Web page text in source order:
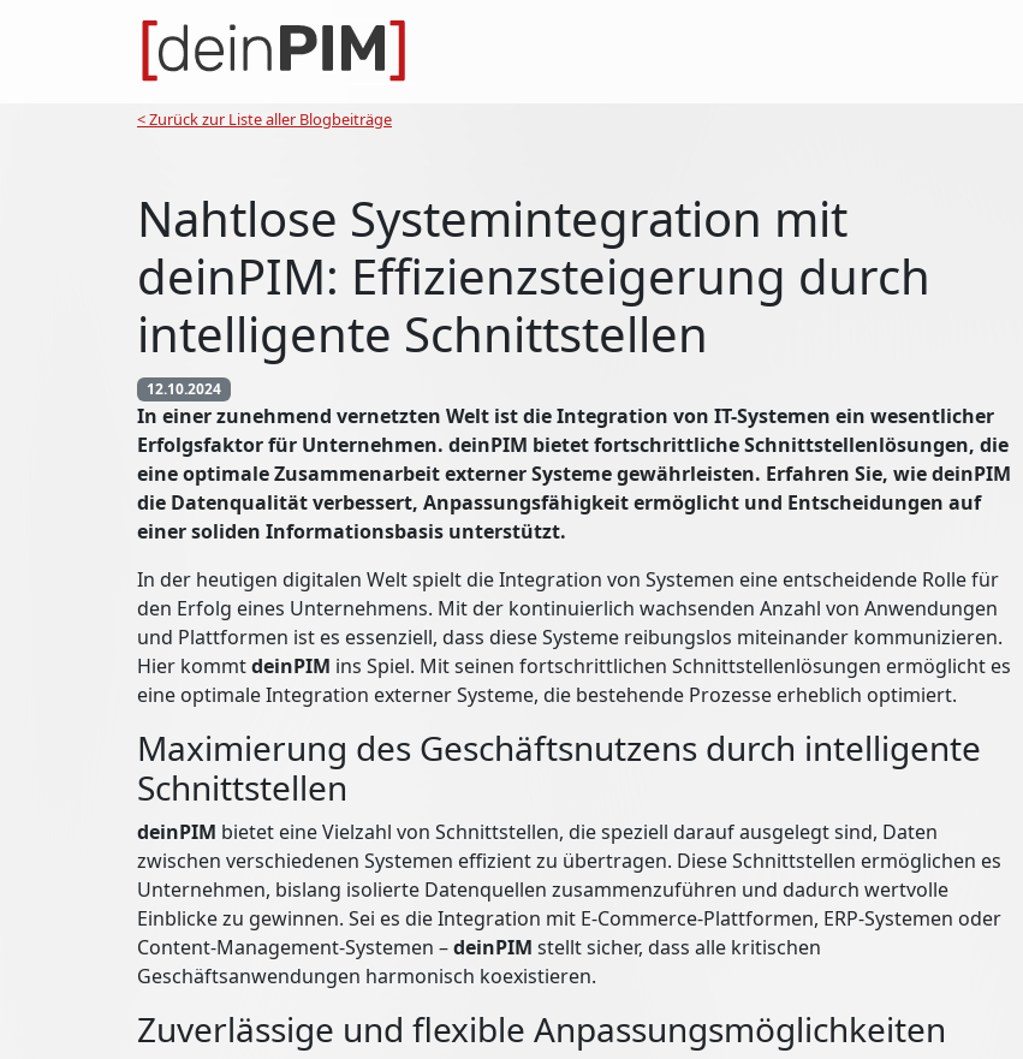
< Zurück zur Liste aller Blogbeiträge
Nahtlose Systemintegration mit
deinPIM: Effizienzsteigerung durch
intelligente Schnittstellen
12.10.2024
In einer zunehmend vernetzten Welt ist die Integration von IT-Systemen ein wesentlicher
Erfolgsfaktor für Unternehmen. deinPIM bietet fortschrittliche Schnittstellenlösungen, die
eine optimale Zusammenarbeit externer Systeme gewährleisten. Erfahren Sie, wie deinPIM
die Datenqualität verbessert, Anpassungsfähigkeit ermöglicht und Entscheidungen auf
einer soliden Informationsbasis unterstützt.
In der heutigen digitalen Welt spielt die Integration von Systemen eine entscheidende Rolle für
den Erfolg eines Unternehmens. Mit der kontinuierlich wachsenden Anzahl von Anwendungen
und Plattformen ist es essenziell, dass diese Systeme reibungslos miteinander kommunizieren.
Hier kommtdeinPIM ins Spiel. Mit seinen fortschrittlichen Schnittstellenlösungen ermöglicht es
eine optimale Integration externer Systeme, die bestehende Prozesse erheblich optimiert.
Maximierung des Geschäftsnutzens durch intelligente
Schnittstellen
deinPIM bietet eine Vielzahl von Schnittstellen, die speziell darauf ausgelegt sind, Daten
zwischen verschiedenen Systemen effizient zu übertragen. Diese Schnittstellen ermöglichen es
Unternehmen, bislang isolierte Datenquellen zusammenzuführen und dadurch wertvolle
Einblicke zu gewinnen. Sei es die Integration mit E-Commerce-Plattformen, ERP-Systemen oder
Content-Management-Systemen –deinPIM stellt sicher, dass alle kritischen
Geschäftsanwendungen harmonisch koexistieren.
Zuverlässige und flexible Anpassungsmöglichkeiten